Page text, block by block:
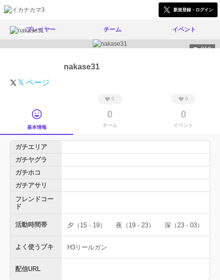
新規登録・ログイン
プレイヤー チーム イベント
818
nakase31
𝕏 ページ
基本情報
0
0
チーム
0
0
イベント
ガチエリア
ガチヤグラ
ガチホコ
ガチアサリ
フレンドコー
ド
活動時間帯 夕（15 - 19） 夜（19 - 23） 深（23 - 03）
よく使うブキ H3リールガン
配信URL